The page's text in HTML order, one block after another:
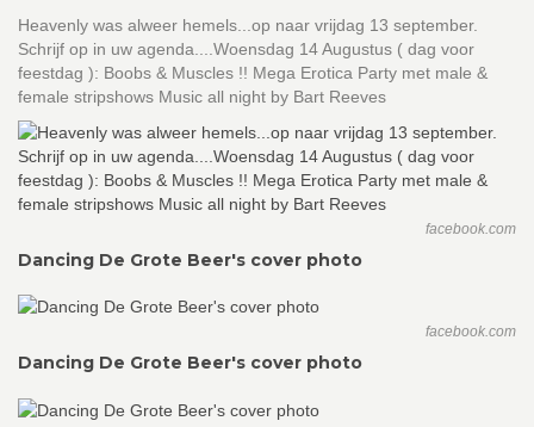
Heavenly was alweer hemels...op naar vrijdag 13 september.
Schrijf op in uw agenda....Woensdag 14 Augustus ( dag voor
feestdag ): Boobs & Muscles !! Mega Erotica Party met male &
female stripshows Music all night by Bart Reeves
facebook.com
Dancing De Grote Beer's cover photo
facebook.com
Dancing De Grote Beer's cover photo